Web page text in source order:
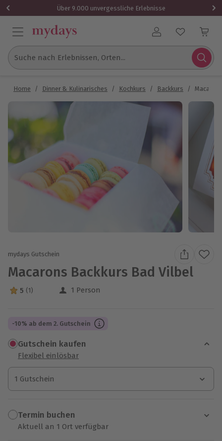
Über 9.000 unvergessliche Erlebnisse
Benutzerkonto
Suche nach Erlebnissen, Orten...
Home / Dinner & Kulinarisches / Kochkurs / Backkurs /
mydays Gutschein
Macarons Backkurs Bad Vilbel
5 Sterne von 5 aus 1 Bewertungen
5 (1) 1 Person
-10% ab dem 2. Gutschein
Gutschein kaufen
Flexibel einlösbar
1 Gutschein
1 Gutschein
1 Gutschein
Termin buchen
Aktuell an 1 Ort verfügbar